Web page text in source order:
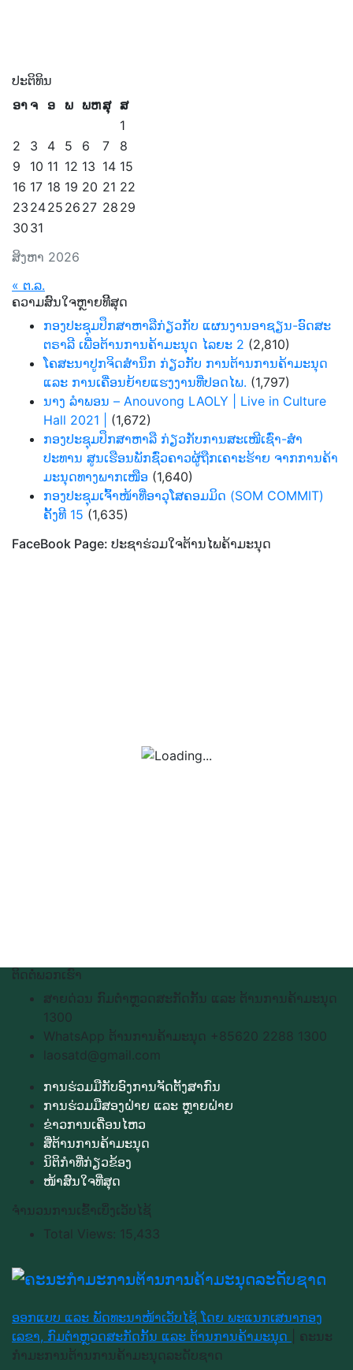
ປະຕິທິນ
ສິງຫາ 2026
ອາ ຈ ອ ພ ພຫສຸ ສ
1
2
3 4 5 6 7
8
9
10 11 12 13 14 15
16 17 18 19 20 21 22
23 2425 26 27 28 29
30 31
« ຕ.ລ.
ຄວາມສົນໃຈຫຼາຍທີີສຸດ
ກອງປະຊຸມປຶກສາຫາລືກ່ຽວກັບ ແຜນງານອາຊຽນ-ອົດສະ
ຕຣາລີ ເພື່ອຕ້ານການຄ້າມະນຸດ ໄລຍະ 2 (2,810)
ໂຄສະນາປູກຈິດສຳນຶກ ກ່ຽວກັບ ການຕ້ານການຄ້າມະນຸດ
ແລະ ການເຄື່ອນຍ້າຍແຮງງານທີ່ປອດໄພ. (1,797)
ນາງ ລຳພອນ – Anouvong LAOLY | Live in Culture
Hall 2021 |
(1,672)
ກອງປະຊຸມປຶກສາຫາລື ກ່ຽວກັບການສະເໜີເຊົ່າ-ສໍາ
ປະທານ ສູນເຮືອນພັກຊົ່ວຄາວຜູ້ຖືກເຄາະຮ້າຍ ຈາກການຄ້າ
ມະນຸດທາງພາກເໜືອ (1,640)
ກອງປະຊຸມເຈົ້າໜ້າທີ່ອາວຸໂສຄອມມິດ (SOM COMMIT)
ຄັ້ງທີ 15 (1,635)
FaceBook Page: ປະຊາຮ່ວມໃຈຕ້ານໄພຄ້າມະນຸດ
ຕິດຕໍ່ພວກເຮົາ
ສາຍດ່ວນ ກົມຕຳຫຼວດສະກັດກັ້ນ ແລະ ຕ້ານການຄ້າມະນຸດ
1300
WhatsApp ຕ້ານການຄ້າມະນຸດ +85620 2288 1300
laosatd@gmail.com
ການຮ່ວມມືກັບອົງການຈັດຕັ້ງສາກົນ
ການຮ່ວມມືສອງຝ່າຍ ແລະ ຫຼາຍຝ່າຍ
ຂ່າວການເຄື່ອນໄຫວ
ສື່ຕ້ານການຄ້າມະນຸດ
ນິຕິກຳທີ່ກ່ຽວຂ້ອງ
ໜ້າສົນໃຈທີ່ສຸດ
ຈຳນວນການເຂົ້າເບິ່ງເວັບໄຊ້
Total Views: 15,433
ອອກແບບ ແລະ ພັດທະນາໜ້າເວັບໄຊ້ ໂດຍ ພະແນກເສນາກອງ
ເລຂາ, ກົມຕຳຫຼວດສະກັດກັ້ນ ແລະ ຕ້ານການຄ້າມະນຸດ
ຄະນະ
ກຳມະການຕ້ານການຄ້າມະນຸດລະດັບຊາດ